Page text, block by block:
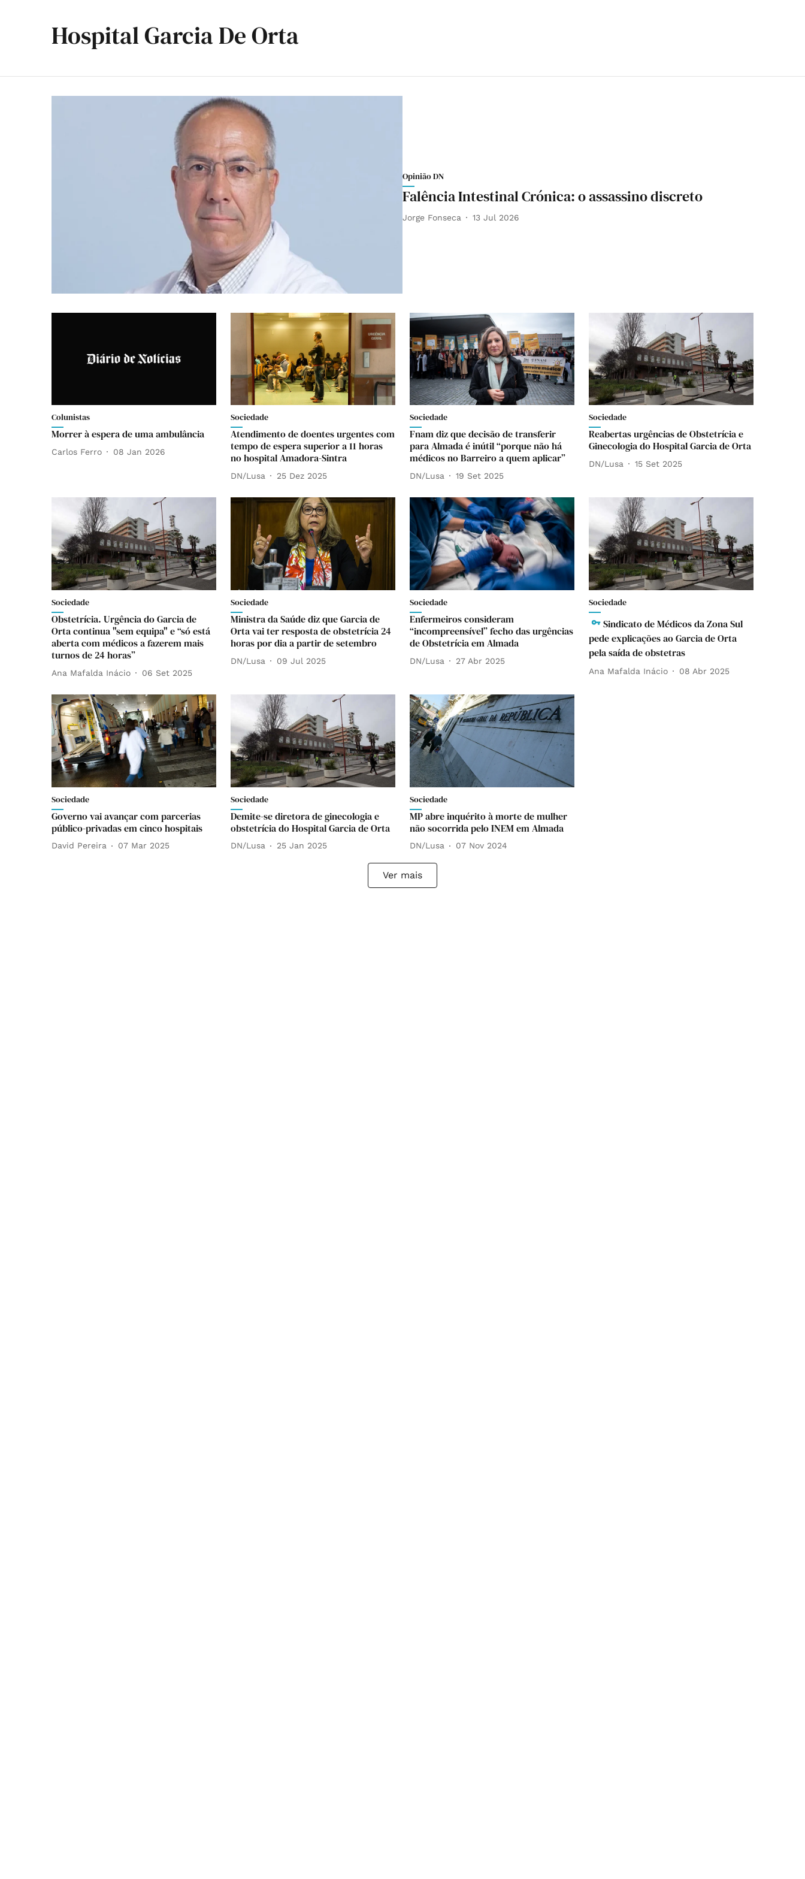
Hospital Garcia De Orta
Opinião DN
Falência Intestinal Crónica: o assassino discreto
Jorge Fonseca 13 Jul 2026
Colunistas
Morrer à espera de uma ambulância
Carlos Ferro 08 Jan 2026
Sociedade
Atendimento de doentes urgentes com
tempo de espera superior a 11 horas
no hospital Amadora-Sintra
DN/Lusa 25 Dez 2025
Sociedade
Fnam diz que decisão de transferir
para Almada é inútil “porque não há
médicos no Barreiro a quem aplicar”
DN/Lusa 19 Set 2025
Sociedade
Reabertas urgências de Obstetrícia e
Ginecologia do Hospital Garcia de Orta
DN/Lusa 15 Set 2025
Sociedade
Obstetrícia. Urgência do Garcia de
Orta continua "sem equipa" e “só está
aberta com médicos a fazerem mais
turnos de 24 horas”
Ana Mafalda Inácio 06 Set 2025
Sociedade
Ministra da Saúde diz que Garcia de
Orta vai ter resposta de obstetrícia 24
horas por dia a partir de setembro
DN/Lusa 09 Jul 2025
Sociedade
Enfermeiros consideram
“incompreensível” fecho das urgências
de Obstetrícia em Almada
DN/Lusa 27 Abr 2025
Sociedade
Sindicato de Médicos da Zona Sul
pede explicações ao Garcia de Orta
pela saída de obstetras
Ana Mafalda Inácio 08 Abr 2025
Sociedade
Governo vai avançar com parcerias
público-privadas em cinco hospitais
David Pereira 07 Mar 2025
Sociedade
Demite-se diretora de ginecologia e
obstetrícia do Hospital Garcia de Orta
DN/Lusa 25 Jan 2025
Sociedade
MP abre inquérito à morte de mulher
não socorrida pelo INEM em Almada
DN/Lusa 07 Nov 2024
Ver mais